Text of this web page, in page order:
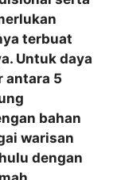
terbuat
Untuk daya
antara 5
bahan
warisan
dengan